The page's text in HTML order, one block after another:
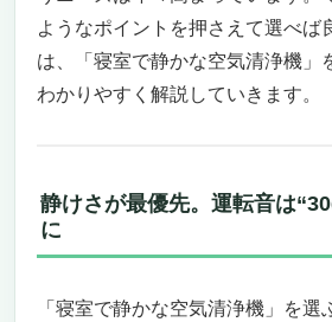
ようなポイントを押さえて選べば
は、「寝室で静かな空気清浄機」
わかりやすく解説していきます。
静けさが最優先。運転音は
に
「寝室で静かな空気清浄機」を選